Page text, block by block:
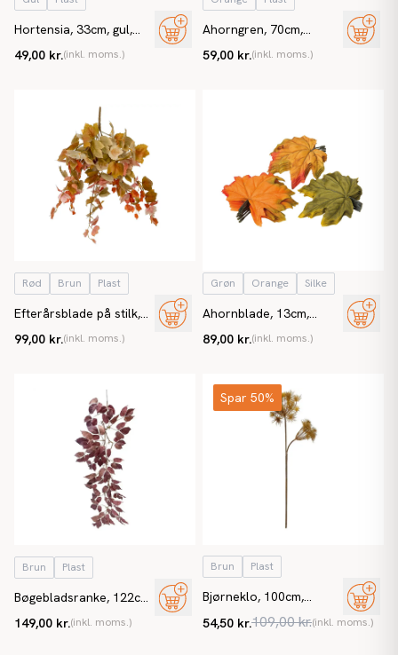
Hortensia, 33cm, gul,
49,00 kr.(inkl. moms.)
Ahorngren, 70cm,
59,00 kr.(inkl. moms.)
Rød Brun Plast
Efterårsblade på stilk,
99,00 kr.(inkl. moms.)
Grøn Orange Silke
Ahornblade, 13cm,
blad
89,00 kr.(inkl. moms.)
Brun Plast
Bøgebladsranke, 122cm,
149,00 kr.(inkl. moms.)
Spar 50%
Brun Plast
Bjørneklo, 100cm,
54,50 kr.109,00 kr.(inkl. moms.)